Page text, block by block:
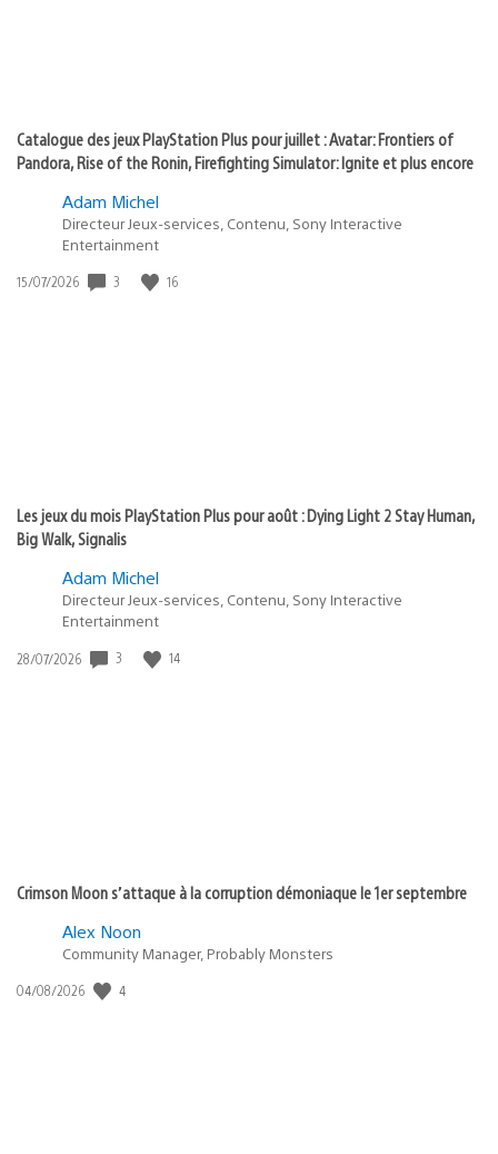
Catalogue des jeux PlayStation Plus pour juillet : Avatar: Frontiers of
Pandora, Rise of the Ronin, Firefighting Simulator: Ignite et plus encore
Adam Michel
Directeur Jeux-services, Contenu, Sony Interactive
Entertainment
Date
15/07/2026 3 16
Les jeux du mois PlayStation Plus pour août : Dying Light 2 Stay Human,
Big Walk, Signalis
Adam Michel
Directeur Jeux-services, Contenu, Sony Interactive
Entertainment
Date
28/07/2026 3 14
Crimson Moon s’attaque à la corruption démoniaque le 1er septembre
Alex Noon
Community Manager, Probably Monsters
Date
04/08/2026 4